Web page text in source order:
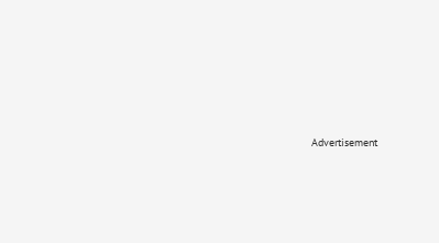
Advertisement